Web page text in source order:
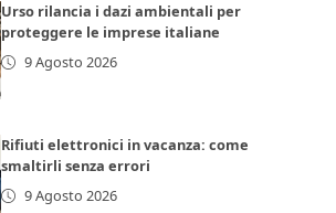
Urso rilancia i dazi ambientali per
proteggere le imprese italiane
9 Agosto 2026
Rifiuti elettronici in vacanza: come
smaltirli senza errori
9 Agosto 2026